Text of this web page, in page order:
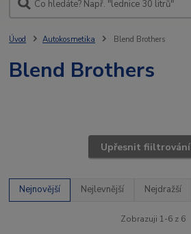
Úvod Autokosmetika Blend Brothers
Blend Brothers
Upřesnit fiiltrování
Nejnovější Nejlevnější Nejdražší
Zobrazuji 1-6 z 6